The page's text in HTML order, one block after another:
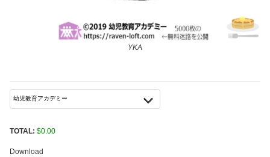
YKA
TOTAL: $0.00
Download